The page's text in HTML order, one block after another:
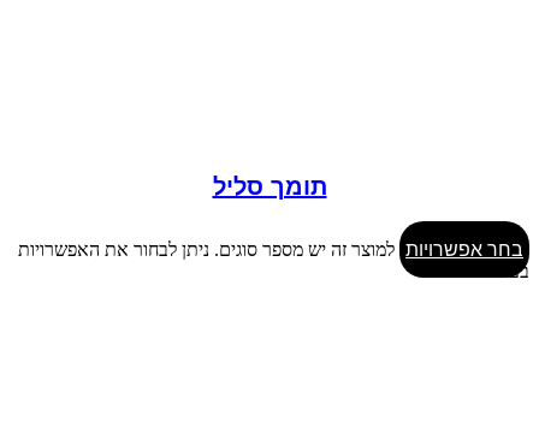
תומך סליל
בחר אפשרויות למוצר זה יש מספר סוגים. ניתן לבחור את האפשרויות
בעמוד המוצר